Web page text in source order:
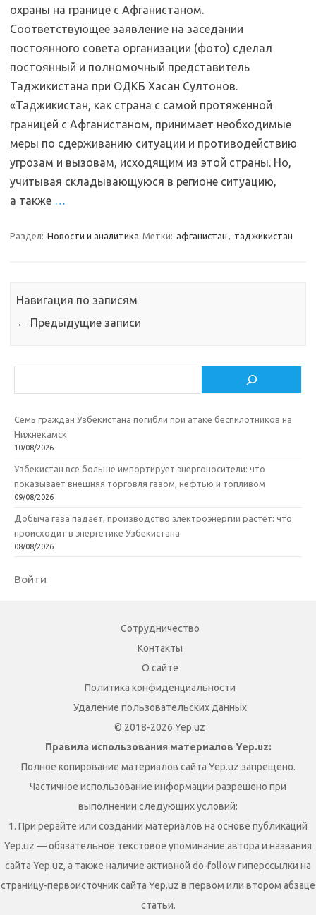
охраны на границе с Афганистаном.
Соответствующее заявление на заседании
постоянного совета организации (фото) сделал
постоянный и полномочный представитель
Таджикистана при ОДКБ Хасан Султонов.
«Таджикистан, как страна с самой протяженной
границей с Афганистаном, принимает необходимые
меры по сдерживанию ситуации и противодействию
угрозам и вызовам, исходящим из этой страны. Но,
учитывая складывающуюся в регионе ситуацию,
а также …
Раздел: Новости и аналитика Метки: афганистан , таджикистан
Навигация по записям
← Предыдущие записи
Семь граждан Узбекистана погибли при атаке беспилотников на
Нижнекамск
10/08/2026
Узбекистан все больше импортирует энергоносители: что
показывает внешняя торговля газом, нефтью и топливом
09/08/2026
Добыча газа падает, производство электроэнергии растет: что
происходит в энергетике Узбекистана
08/08/2026
Войти
Сотрудничество
Контакты
О сайте
Политика конфиденциальности
Удаление пользовательских данных
© 2018-2026 Yep.uz
Правила использования материалов Yep.uz:
Полное копирование материалов сайта Yep.uz запрещено.
Частичное использование информации разрешено при
выполнении следующих условий:
1. При рерайте или создании материалов на основе публикаций
Yep.uz — обязательное текстовое упоминание автора и названия
сайта Yep.uz, а также наличие активной do-follow гиперссылки на
страницу-первоисточник сайта Yep.uz в первом или втором абзаце
статьи.